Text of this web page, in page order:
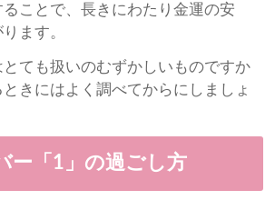
ことで、長きにわたり金運の安
ます。
とても扱いのむずかしいものですか
きにはよく調べてからにしましょ
ー「1」の過ごし方